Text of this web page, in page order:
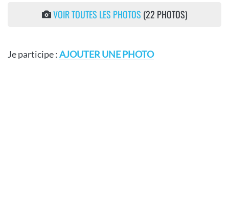
VOIR TOUTES LES PHOTOS (22 PHOTOS)
Je participe :AJOUTER UNE PHOTO